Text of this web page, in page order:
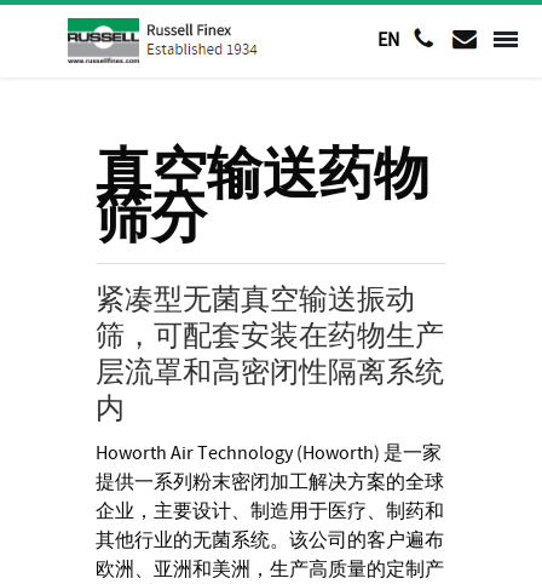
EN
真空输送药物
筛分
紧凑型无菌真空输送振动
筛，可配套安装在药物生产
层流罩和高密闭性隔离系统
内
Howorth Air Technology (Howorth) 是一家
提供一系列粉末密闭加工解决方案的全球
企业，主要设计、制造用于医疗、制药和
其他行业的无菌系统。该公司的客户遍布
欧洲、亚洲和美洲，生产高质量的定制产